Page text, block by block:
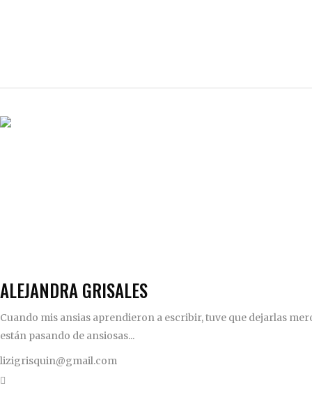
ALEJANDRA GRISALES
Cuando mis ansias aprendieron a escribir, tuve que dejarlas
están pasando de ansiosas...
lizigrisquin@gmail.com